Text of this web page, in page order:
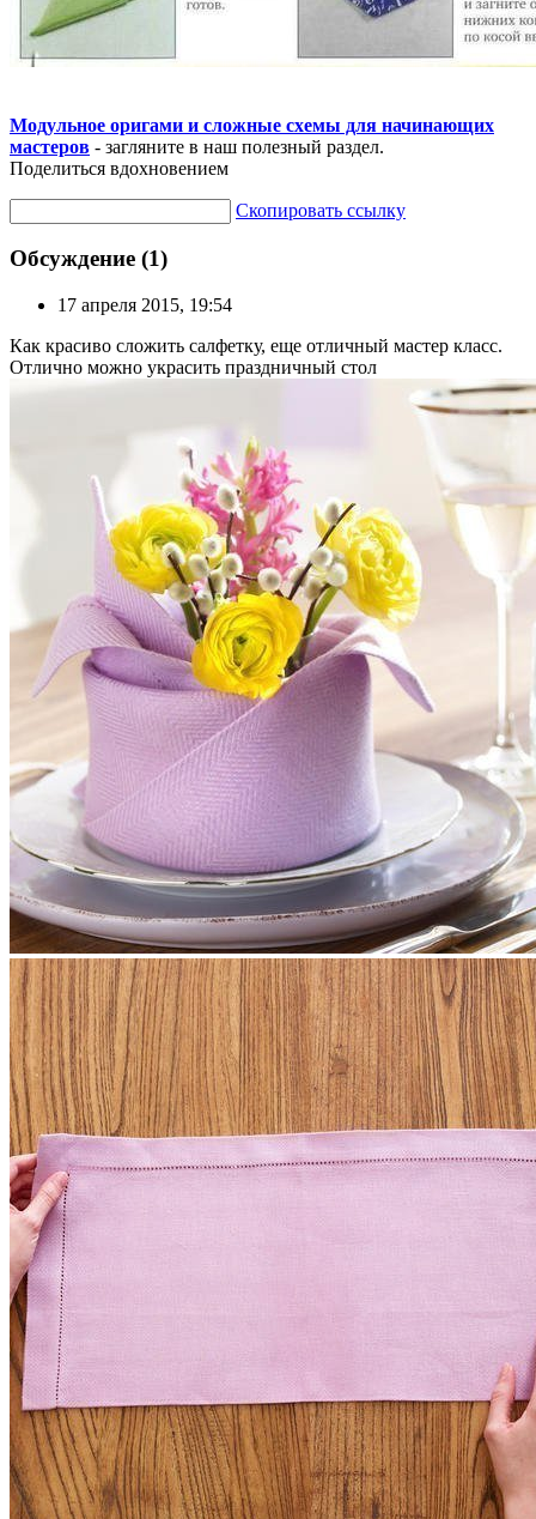
Модульное оригами и сложные схемы для начинающих
мастеров - загляните в наш полезный раздел.
Поделиться вдохновением
Скопировать ссылку
Обсуждение (1)
17 апреля 2015, 19:54
Как красиво сложить салфетку, еще отличный мастер класс.
Отлично можно украсить праздничный стол